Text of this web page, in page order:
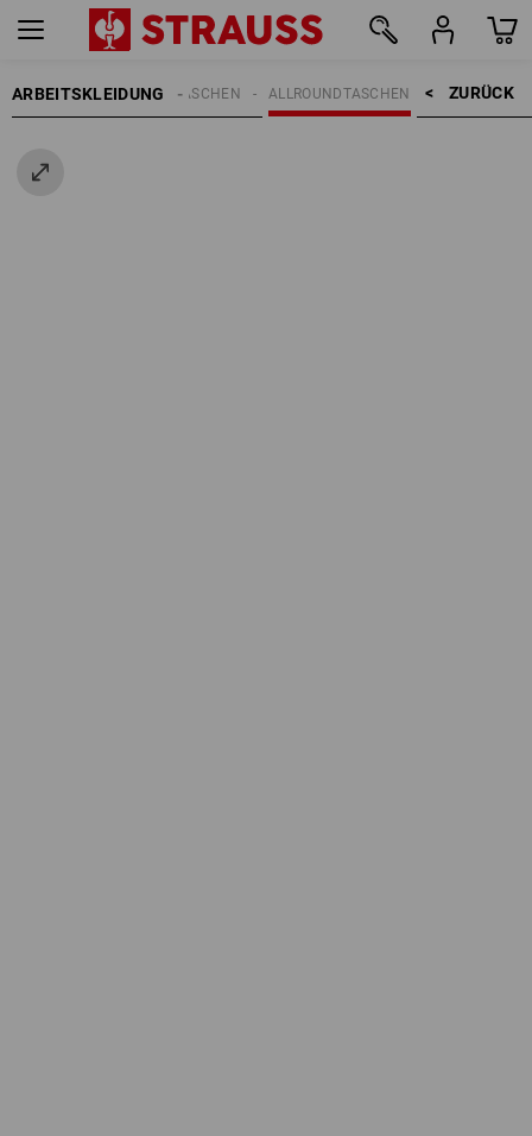
ARBEITSKLEIDUNG ZURÜCK    >
ALLROUNDTASCHEN
TASCHEN
ACCESSOIRES